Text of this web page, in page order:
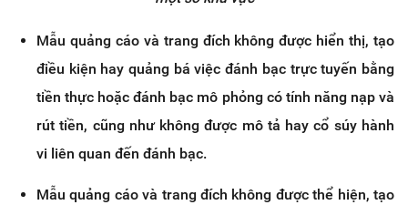
Mẫu quảng cáo và trang đích không được hiển thị, tạo
điều kiện hay quảng bá việc đánh bạc trực tuyến bằng
tiền thực hoặc đánh bạc mô phỏng có tính năng nạp và
rút tiền, cũng như không được mô tả hay cổ súy hành
vi liên quan đến đánh bạc.
Mẫu quảng cáo và trang đích không được thể hiện, tạo